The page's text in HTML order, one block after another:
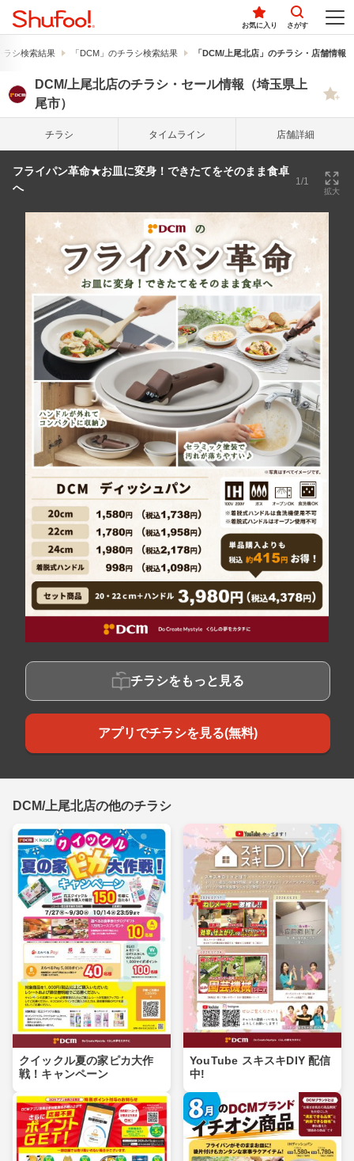
お気に入り さがす
ラシ検索結果 「DCM」のチラシ検索結果 「DCM/上尾北店」のチラシ・店舗情報
DCM/上尾北店のチラシ・セール情報（埼玉県上
尾市）
チラシ タイム ライン 店舗詳細
フライパン革命★お皿に変身！できたてをそのまま食卓
へ
1/1
拡大
チラシをもっと見る
アプリでチラシを見る(無料)
DCM/上尾北店の他のチラシ
クイックル夏の家ピカ大作
戦！キャンペーン
YouTube スキスキDIY 配信
中!